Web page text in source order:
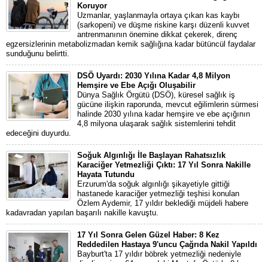
Koruyor
Uzmanlar, yaşlanmayla ortaya çıkan kas kaybı
(sarkopeni) ve düşme riskine karşı düzenli kuvvet
antrenmanının önemine dikkat çekerek, direnç
egzersizlerinin metabolizmadan kemik sağlığına kadar bütüncül faydalar
sunduğunu belirtti.
DSÖ Uyardı: 2030 Yılına Kadar 4,8 Milyon
Hemşire ve Ebe Açığı Oluşabilir
Dünya Sağlık Örgütü (DSÖ), küresel sağlık iş
gücüne ilişkin raporunda, mevcut eğilimlerin sürmesi
halinde 2030 yılına kadar hemşire ve ebe açığının
4,8 milyona ulaşarak sağlık sistemlerini tehdit
edeceğini duyurdu.
Soğuk Algınlığı İle Başlayan Rahatsızlık
Karaciğer Yetmezliği Çıktı: 17 Yıl Sonra Nakille
Hayata Tutundu
Erzurum'da soğuk algınlığı şikayetiyle gittiği
hastanede karaciğer yetmezliği teşhisi konulan
Özlem Aydemir, 17 yıldır beklediği müjdeli habere
kadavradan yapılan başarılı nakille kavuştu.
17 Yıl Sonra Gelen Güzel Haber: 8 Kez
Reddedilen Hastaya 9'uncu Çağrıda Nakil Yapıldı
Bayburt'ta 17 yıldır böbrek yetmezliği nedeniyle